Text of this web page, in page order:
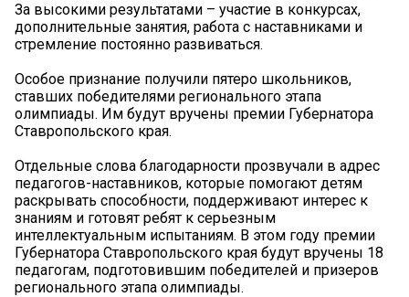
За высокими результатами – участие в конкурсах,
дополнительные занятия, работа с наставниками и
стремление постоянно развиваться.
Особое признание получили пятеро школьников,
ставших победителями регионального этапа
олимпиады. Им будут вручены премии Губернатора
Ставропольского края.
Отдельные слова благодарности прозвучали в адрес
педагогов-наставников, которые помогают детям
раскрывать способности, поддерживают интерес к
знаниям и готовят ребят к серьезным
интеллектуальным испытаниям. В этом году премии
Губернатора Ставропольского края будут вручены 18
педагогам, подготовившим победителей и призеров
регионального этапа олимпиады.